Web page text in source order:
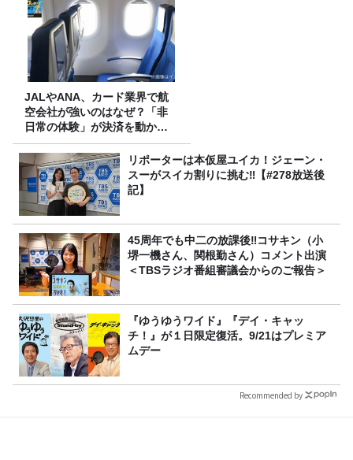
JALやANA、カード業界で航
空会社が強いのはなぜ？「非
日常の体験」が決済を動かす
理由
リポーターは本仮屋ユイカ！ジェーン・
スーがスイカ割りに挑む‼【#278放送後
記】
45周年でも中二の放課後‼コサキン（小
堺一機さん、関根勤さん）コメント出演
＜TBSラジオ番組審議会からのご報告＞
『ゆうゆうワイド』『デイ・キャッ
チ！』が１日限定復活。9/21はプレミア
ムデー
Recommended by